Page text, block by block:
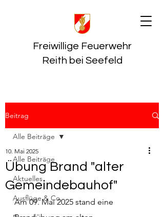
Freiwillige Feuerwehr
Reith bei Seefeld
Beitrag
Alle Beiträge
Aktuelles
Ausflüge & Co
Alle Beiträge
Übung Brand "alter
Gemeindebauhof"
10. Mai 2025
Am 09. Mai 2025 stand eine